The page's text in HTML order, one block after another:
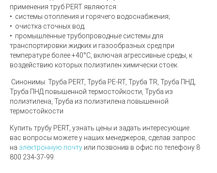
применения труб PERT являютcя:
• системы отопления и горячего водоснабжения;
• очистка сточных вод;
• промышленные трубопроводные системы для
транспортировки жидких и газообразных сред при
температуре более +40°С, включая агрессивные среды, к
воздействию которых полиэтилен химически стоек.
Синонимы: Труба PERT, Труба PE-RT, Труба TR, Труба ПНД,
Труба ПНД повышенной термостойкости, Труба из
полиэтилена, Труба из полиэтилена повышенной
термостойкости
Купить трубу PERT, узнать цены и задать интересующие
вас вопросы можете у наших менеджеров, сделав запрос
на электронную почту или позвонив в офис по телефону 8
800 234-37-99.